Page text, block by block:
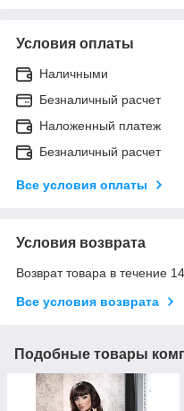
Условия оплаты
Наличными
Безналичный расчет
Наложенный платеж
Безналичный расчет
Все условия оплаты
Условия возврата
Возврат товара в течение
Все условия возврата
Подобные товары